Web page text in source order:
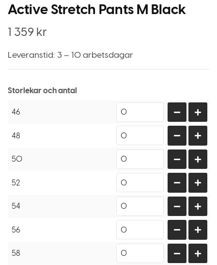
Active Stretch Pants M Black
1 359 kr
Leveranstid: 3 – 10 arbetsdagar
Storlekar och antal
46
48
50
52
54
56
58